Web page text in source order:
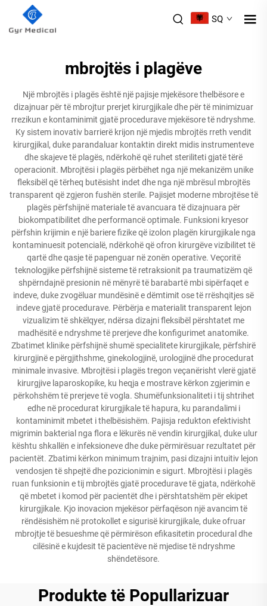
SQ
mbrojtës i plagëve
Një mbrojtës i plagës është një pajisje mjekësore thelbësore e
dizajnuar për të mbrojtur prerjet kirurgjikale dhe për të minimizuar
rrezikun e kontaminimit gjatë procedurave mjekësore të ndryshme.
Ky sistem inovativ barrierë krijon një mjedis mbrojtës rreth vendit
kirurgjikal, duke parandaluar kontaktin direkt midis instrumenteve
dhe skajeve të plagës, ndërkohë që ruhet steriliteti gjatë tërë
operacionit. Mbrojtësi i plagës përbëhet nga një mekanizëm unike
fleksibël që tërheq butësisht indet dhe nga një mbrësul mbrojtës
transparent që zgjeron fushën sterile. Pajisjet moderne mbrojtëse të
plagës përfshijnë materiale të avancuara të dizajnuara për
biokompatibilitet dhe performancë optimale. Funksioni kryesor
përfshin krijimin e një bariere fizike që izolon plagën kirurgjikale nga
kontaminuesit potencialë, ndërkohë që ofron kirurgëve vizibilitet të
qartë dhe qasje të papenguar në zonën operative. Veçoritë
teknologjike përfshijnë sisteme të retraksionit pa traumatizëm që
shpërndajnë presionin në mënyrë të barabartë mbi sipërfaqet e
indeve, duke zvogëluar mundësinë e dëmtimit ose të rrëshqitjes së
indeve gjatë procedurave. Përbërja e materialit transparent lejon
vizualizim të shkëlqyer, ndërsa dizajni fleksibël përshtatet me
madhësitë e ndryshme të prerjeve dhe konfigurimet anatomike.
Zbatimet klinike përfshijnë shumë specialitete kirurgjikale, përfshirë
kirurgjinë e përgjithshme, ginekologjinë, urologjinë dhe procedurat
minimale invasive. Mbrojtësi i plagës tregon veçanërisht vlerë gjatë
kirurgjive laparoskopike, ku heqja e mostrave kërkon zgjerimin e
përkohshëm të prerjeve të vogla. Shumëfunksionaliteti i tij shtrihet
edhe në procedurat kirurgjikale të hapura, ku parandalimi i
kontaminimit mbetet i thelbësishëm. Pajisja redukton efektivisht
migrimin bakterial nga flora e lëkurës në vendin kirurgjikal, duke ulur
kështu shkallën e infeksioneve dhe duke përmirësuar rezultatet për
pacientët. Zbatimi kërkon minimum trajnim, pasi dizajni intuitiv lejon
vendosjen të shpejtë dhe pozicionimin e sigurt. Mbrojtësi i plagës
ruan funksionin e tij mbrojtës gjatë procedurave të gjata, ndërkohë
që mbetet i komod për pacientët dhe i përshtatshëm për ekipet
kirurgjikale. Kjo inovacion mjekësor përfaqëson një avancim të
rëndësishëm në protokollet e sigurisë kirurgjikale, duke ofruar
mbrojtje të besueshme që përmirëson efikasitetin procedural dhe
cilësinë e kujdesit të pacientëve në mjedise të ndryshme
shëndetësore.
Produkte të Popullarizuar